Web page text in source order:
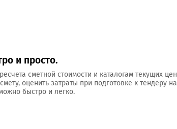
и просто.
сметной стоимости и каталогам текущих цен
оценить затраты при подготовке к тендеру на
быстро и легко.